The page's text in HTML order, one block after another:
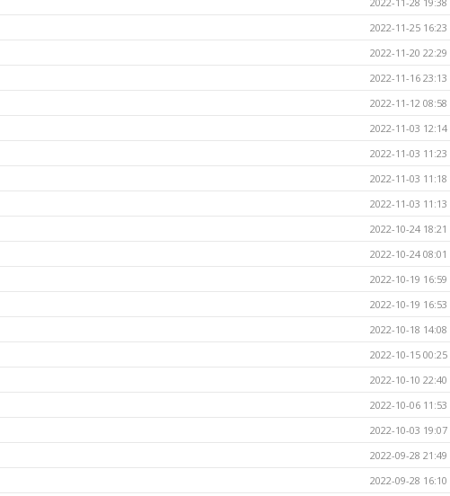
2022-11-25 16:23
2022-11-20 22:29
2022-11-16 23:13
2022-11-12 08:58
2022-11-03 12:14
2022-11-03 11:23
2022-11-03 11:18
2022-11-03 11:13
2022-10-24 18:21
2022-10-24 08:01
2022-10-19 16:59
2022-10-19 16:53
2022-10-18 14:08
2022-10-15 00:25
2022-10-10 22:40
2022-10-06 11:53
2022-10-03 19:07
2022-09-28 21:49
2022-09-28 16:10